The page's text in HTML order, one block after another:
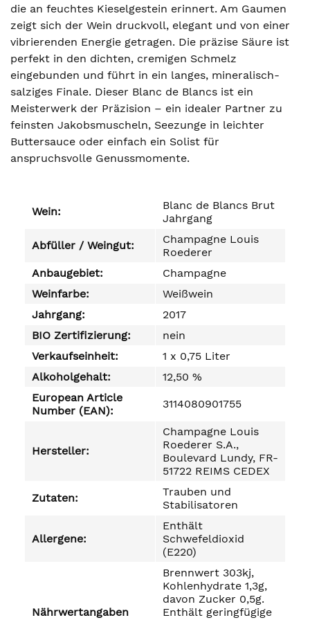
die an feuchtes Kieselgestein erinnert. Am Gaumen
zeigt sich der Wein druckvoll, elegant und von einer
vibrierenden Energie getragen. Die präzise Säure ist
perfekt in den dichten, cremigen Schmelz
eingebunden und führt in ein langes, mineralisch-
salziges Finale. Dieser Blanc de Blancs ist ein
Meisterwerk der Präzision – ein idealer Partner zu
feinsten Jakobsmuscheln, Seezunge in leichter
Buttersauce oder einfach ein Solist für
anspruchsvolle Genussmomente.
Wein:
Blanc de Blancs Brut
Jahrgang
Abfüller / Weingut:
Champagne Louis
Roederer
Anbaugebiet:
Champagne
Weinfarbe:
Weißwein
Jahrgang:
2017
BIO Zertifizierung:
nein
Verkaufseinheit:
1 x 0,75 Liter
Alkoholgehalt:
12,50 %
European Article
Number (EAN):
3114080901755
Hersteller:
Champagne Louis
Roederer S.A.,
Boulevard Lundy, FR-
51722 REIMS CEDEX
Zutaten:
Trauben und
Stabilisatoren
Allergene:
Enthält
Schwefeldioxid
(E220)
Nährwertangaben
Brennwert 303kj,
Kohlenhydrate 1,3g,
davon Zucker 0,5g.
Enthält geringfügige